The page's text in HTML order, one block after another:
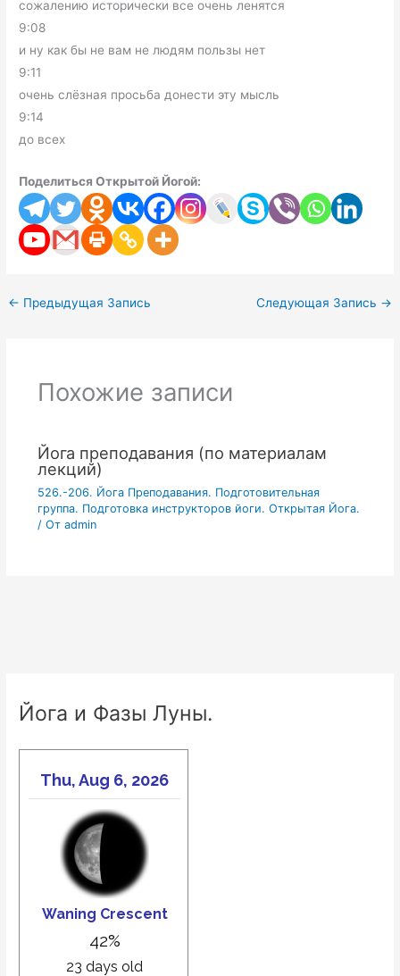
сожалению исторически все очень ленятся
9:08
и ну как бы не вам не людям пользы нет
9:11
очень слёзная просьба донести эту мысль
9:14
до всех
Поделиться Открытой Йогой:
← Предыдущая Запись Следующая Запись →
Похожие записи
Йога преподавания (по материалам
лекций)
526.-206. Йога Преподавания. Подготовительная
группа. Подготовка инструкторов йоги. Открытая Йога.
/ От admin
Йога и Фазы Луны.